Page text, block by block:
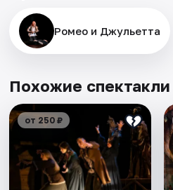
Ромео и Джульетта
Похожие спектакли
от 250 ₽